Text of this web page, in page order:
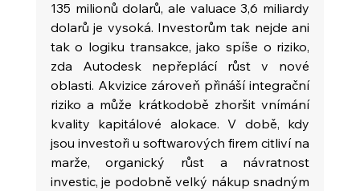
135 milionů dolarů, ale valuace 3,6 miliardy
dolarů je vysoká. Investorům tak nejde ani
tak o logiku transakce, jako spíše o riziko,
zda Autodesk nepřeplácí růst v nové
oblasti. Akvizice zároveň přináší integrační
riziko a může krátkodobě zhoršit vnímání
kvality kapitálové alokace. V době, kdy
jsou investoři u softwarových firem citliví na
marže, organický růst a návratnost
investic, je podobně velký nákup snadným